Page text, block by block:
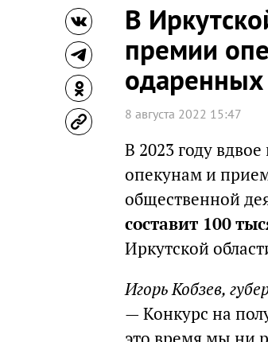
В
премии
одаренных
8 августа 2022 15:47
В 2023 году
опекунам и
общественной
составит 100
Иркутской
Игорь Кобзев,
— Конкурс на